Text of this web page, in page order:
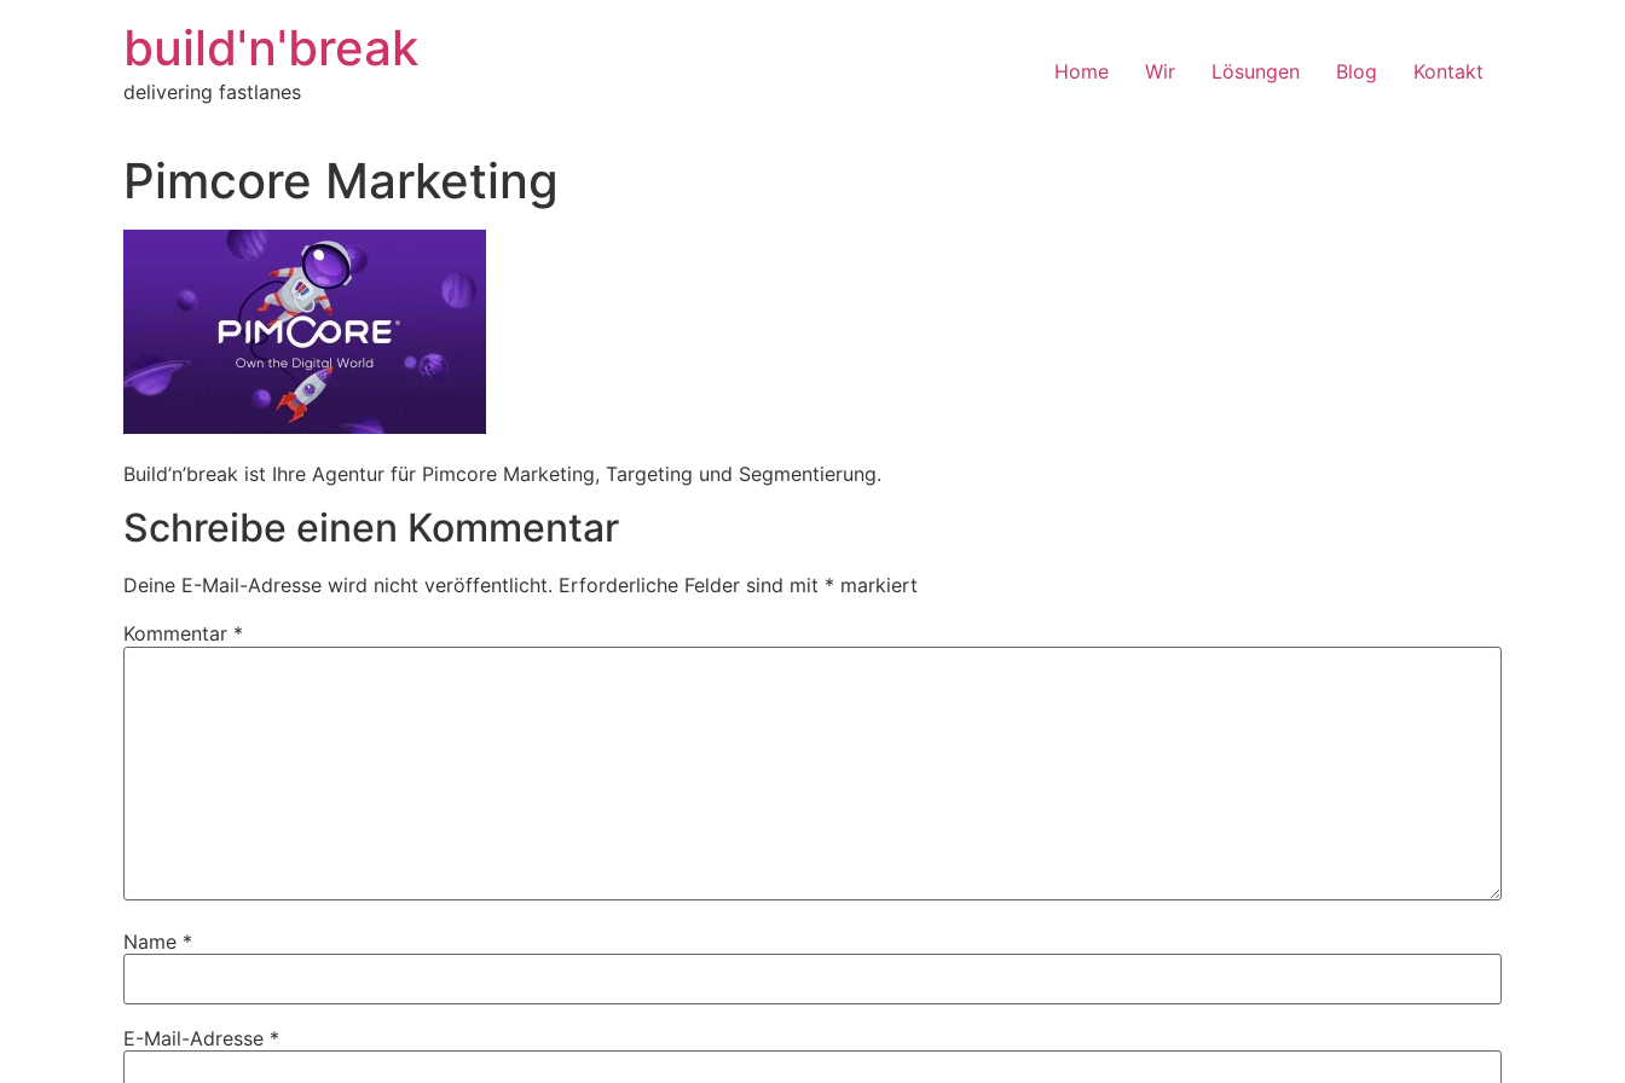
build'n'break
delivering fastlanes
Home Wir Lösungen Blog Kontakt
Pimcore Marketing
Build’n’break ist Ihre Agentur für Pimcore Marketing, Targeting und Segmentierung.
Schreibe einen Kommentar
Deine E-Mail-Adresse wird nicht veröffentlicht. Erforderliche Felder sind mit * markiert
Kommentar *
Name *
E-Mail-Adresse *